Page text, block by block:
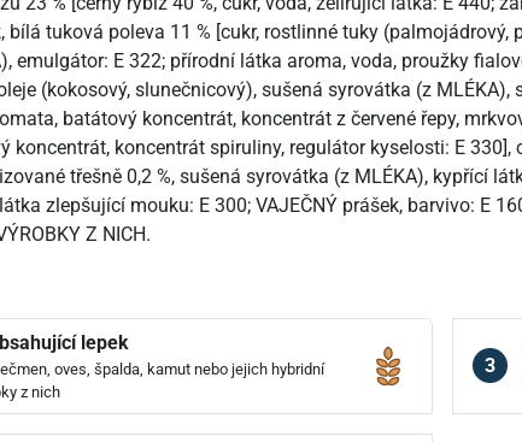
bílá tuková poleva 11 % [cukr, rostlinné tuky
emulgátor: E 322; přírodní látka aroma, voda, proužky
(kokosový, slunečnicový), sušená syrovátka (z MLÉKA),
batátový koncentrát, koncentrát z červené řepy,
koncentrát, koncentrát spiruliny, regulátor kyselosti: E 330],
třešně 0,2 %, sušená syrovátka (z MLÉKA), kypřící
zlepšující mouku: E 300; VAJEČNÝ prášek, barvivo: E
Z NICH.
lepek
oves, špalda, kamut nebo jejich hybridní
z nich
3